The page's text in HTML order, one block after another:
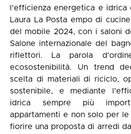
l'efficienza energetica e
Laura La Posta empo di
del mobile 2024, con i saloni
Salone internazionale del
riflettori. La parola
ecosostenibilità. Un trend
scelta di materiali di riciclo,
sostenibile, e mediante
idrica sempre più
appartamenti e non solo per le
fiorire una proposta di arredi